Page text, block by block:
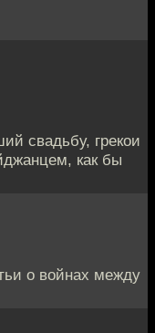
свадьбу, грекои
как бы
о войнах между